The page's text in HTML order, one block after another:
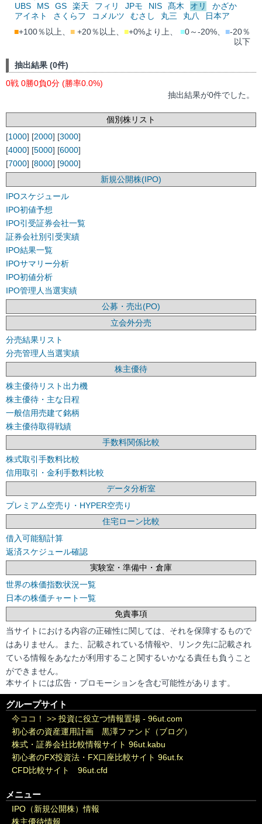
UBS
MS GS 楽天 フィリ JPモ NIS 髙木 オリ
かざか
アイネト
さくらフ コメルツ むさし 丸三 丸八
日本ア
■+100％以上、 ■ +20％以上、 ■+0%より上、 ■0～-20%、 ■-20％
以下
抽出結果 (0件)
0戦 0勝0負0分 (勝率0.0%)
抽出結果が0件でした。
個別株リスト
[1000] [2000] [3000]
[4000] [5000] [6000]
[7000] [8000] [9000]
新規公開株(IPO)
IPOスケジュール
IPO初値予想
IPO引受証券会社一覧
証券会社別引受実績
IPO結果一覧
IPOサマリー分析
IPO初値分析
IPO管理人当選実績
公募・売出(PO)
立会外分売
分売結果リスト
分売管理人当選実績
株主優待
株主優待リスト出力機
株主優待・主な日程
一般信用売建て銘柄
株主優待取得戦績
手数料関係比較
株式取引手数料比較
信用取引・金利手数料比較
データ分析室
プレミアム空売り・HYPER空売り
住宅ローン比較
借入可能額計算
返済スケジュール確認
実験室・準備中・倉庫
世界の株価指数状況一覧
日本の株価チャート一覧
免責事項
当サイトにおける内容の正確性に関しては、それを保障するもので
はありません。また、記載されている情報や、リンク先に記載され
ている情報をあなたが利用すること関するいかなる責任も負うこと
ができません。
本サイトには広告・プロモーションを含む可能性があります。
グループサイト
今ココ！ >> 投資に役立つ情報置場 - 96ut.com
初心者の資産運用計画 黒澤ファンド（ブログ）
株式・証券会社比較情報サイト 96ut.kabu
初心者のFX投資法・FX口座比較サイト 96ut.fx
CFD比較サイト 96ut.cfd
メニュー
IPO（新規公開株）情報
株主優待情報